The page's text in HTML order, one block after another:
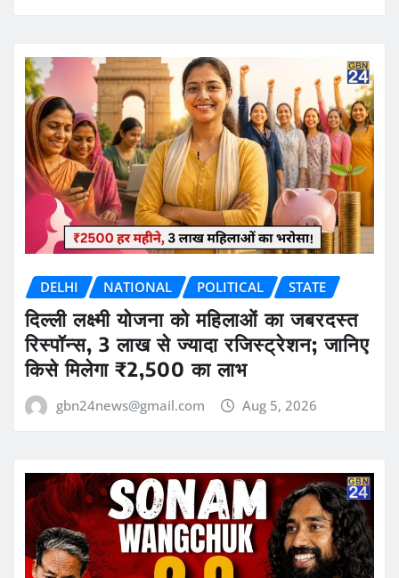
DELHI NATIONAL POLITICAL STATE
दिल्ली लक्ष्मी योजना को महिलाओं का जबरदस्त
रिस्पॉन्स, 3 लाख से ज्यादा रजिस्ट्रेशन; जानिए
किसे मिलेगा ₹2,500 का लाभ
gbn24news@gmail.com Aug 5, 2026